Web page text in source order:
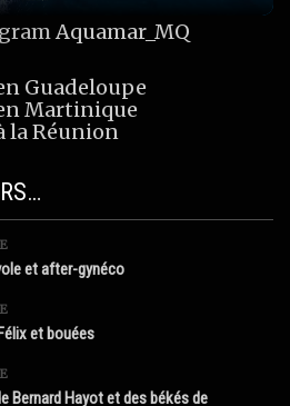
Aquamar_MQ
Guadeloupe
Martinique
la Réunion
et after-gynéco
et bouées
Bernard Hayot et des békés de